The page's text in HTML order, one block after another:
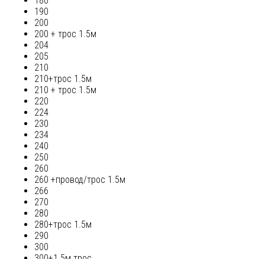
190
200
200 + трос 1.5м
204
205
210
210+трос 1.5м
210 + трос 1.5м
220
224
230
234
240
250
260
260 +провод/трос 1.5м
266
270
280
280+трос 1.5м
290
300